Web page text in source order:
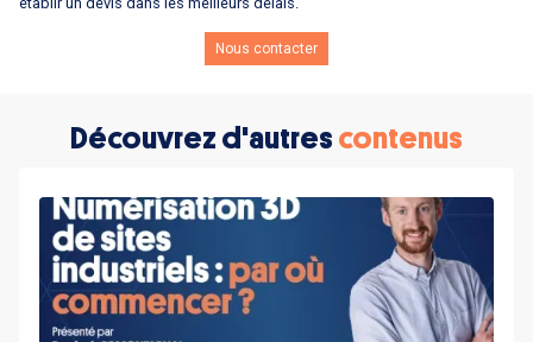
Nous contacter
Découvrez d'autres contenus